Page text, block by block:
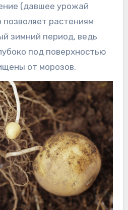
(давшее урожай
растениям
зимний период, ведь
под поверхностью
от морозов.